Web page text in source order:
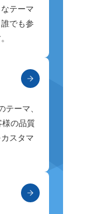
テーマ
でも参
テーマ、
様の品質
スタマ